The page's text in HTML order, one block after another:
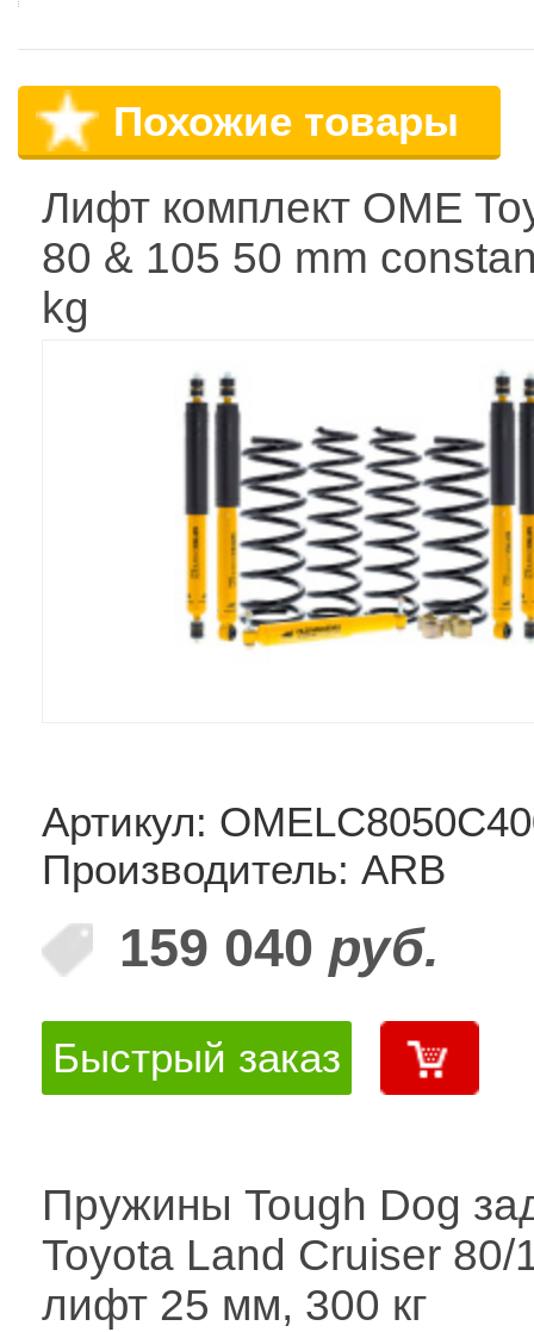
Похожие товары
Лифт комплект OME
80 & 105 50 mm
kg
Артикул:
Производитель: ARB
159 040 руб.
Быстрый заказ
Пружины Tough Dog
Toyota Land Cruiser 80/
лифт 25 мм, 300 кг